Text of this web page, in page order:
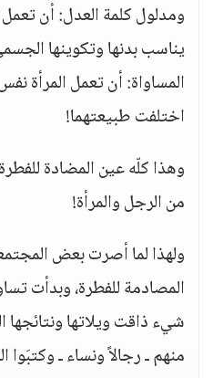
ومدلول كلمة العدل: أن
يناسب بدنها وتكوينها
المساواة: أن تعمل المرأة
اختلفت طبيعتهما!
وهذا كلّه عين المضادة
من الرجل والمرأة!
ولهذا لما أصرت بعض
المصادمة للفطرة، وبدأت
شيء ذاقت ويلاتها ونتائجها
منهم ـ رجالاً ونساء ـ